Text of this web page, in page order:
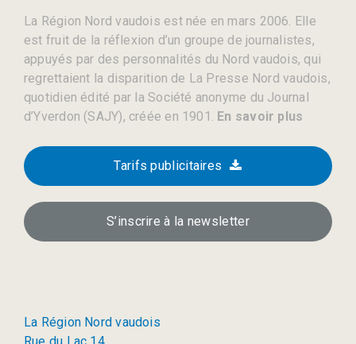
La Région Nord vaudois est née en mars 2006. Elle
est fruit de la réflexion d’un groupe de journalistes,
appuyés par des personnalités du Nord vaudois, qui
regrettaient la disparition de La Presse Nord vaudois,
quotidien édité par la Société anonyme du Journal
d’Yverdon (SAJY), créée en 1901. En savoir plus
Tarifs publicitaires
S’inscrire à la newsletter
La Région Nord vaudois